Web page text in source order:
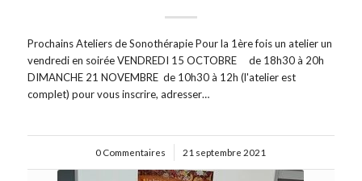
Prochains Ateliers de Sonothérapie Pour la 1ère fois un atelier un
vendredi en soirée VENDREDI 15 OCTOBRE de 18h30 à 20h
DIMANCHE 21 NOVEMBRE de 10h30 à 12h (l'atelier est
complet) pour vous inscrire, adresser…
0 Commentaires
/ 21 septembre 2021